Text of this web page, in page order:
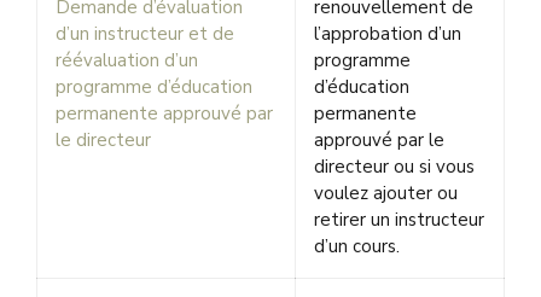
Demande d’évaluation
d’un instructeur et de
réévaluation d’un
programme d’éducation
permanente approuvé par
le directeur
renouvellement de
l’approbation d’un
programme
d’éducation
permanente
approuvé par le
directeur ou si vous
voulez ajouter ou
retirer un instructeur
d’un cours.